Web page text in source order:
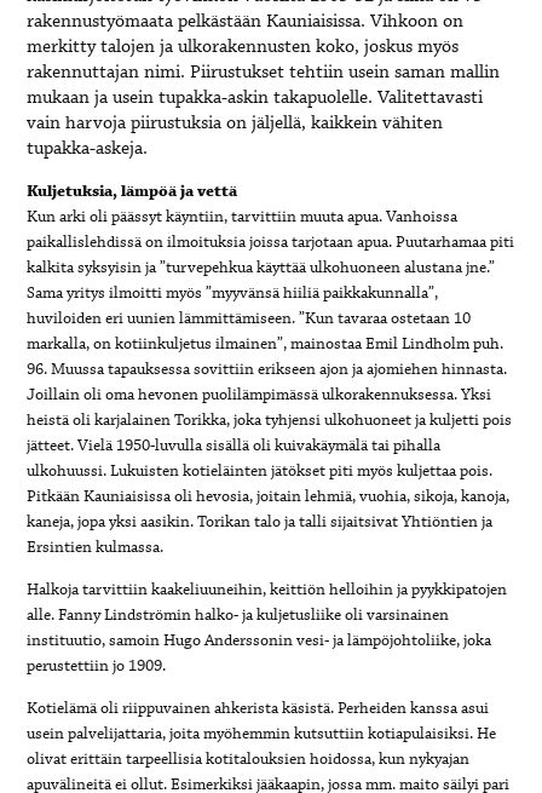
rakennustyömaata pelkästään Kauniaisissa. Vihkoon on
merkitty talojen ja ulkorakennusten koko, joskus myös
rakennuttajan nimi. Piirustukset tehtiin usein saman mallin
mukaan ja usein tupakka-askin takapuolelle. Valitettavasti
vain harvoja piirustuksia on jäljellä, kaikkein vähiten
tupakka-askeja.
Kuljetuksia, lämpöä ja vettä
Kun arki oli päässyt käyntiin, tarvittiin muuta apua. Vanhoissa
paikallislehdissä on ilmoituksia joissa tarjotaan apua. Puutarhamaa piti
kalkita syksyisin ja ”turvepehkua käyttää ulkohuoneen alustana jne.”
Sama yritys ilmoitti myös ”myyvänsä hiiliä paikkakunnalla”,
huviloiden eri uunien lämmittämiseen. ”Kun tavaraa ostetaan 10
markalla, on kotiinkuljetus ilmainen”, mainostaa Emil Lindholm puh.
96. Muussa tapauksessa sovittiin erikseen ajon ja ajomiehen hinnasta.
Joillain oli oma hevonen puolilämpimässä ulkorakennuksessa. Yksi
heistä oli karjalainen Torikka, joka tyhjensi ulkohuoneet ja kuljetti pois
jätteet. Vielä 1950-luvulla sisällä oli kuivakäymälä tai pihalla
ulkohuussi. Lukuisten kotieläinten jätökset piti myös kuljettaa pois.
Pitkään Kauniaisissa oli hevosia, joitain lehmiä, vuohia, sikoja, kanoja,
kaneja, jopa yksi aasikin. Torikan talo ja talli sijaitsivat Yhtiöntien ja
Ersintien kulmassa.
Halkoja tarvittiin kaakeliuuneihin, keittiön helloihin ja pyykkipatojen
alle. Fanny Lindströmin halko- ja kuljetusliike oli varsinainen
instituutio, samoin Hugo Anderssonin vesi- ja lämpöjohtoliike, joka
perustettiin jo 1909.
Kotielämä oli riippuvainen ahkerista käsistä. Perheiden kanssa asui
usein palvelijattaria, joita myöhemmin kutsuttiin kotiapulaisiksi. He
olivat erittäin tarpeellisia kotitalouksien hoidossa, kun nykyajan
apuvälineitä ei ollut. Esimerkiksi jääkaapin, jossa mm. maito säilyi pari